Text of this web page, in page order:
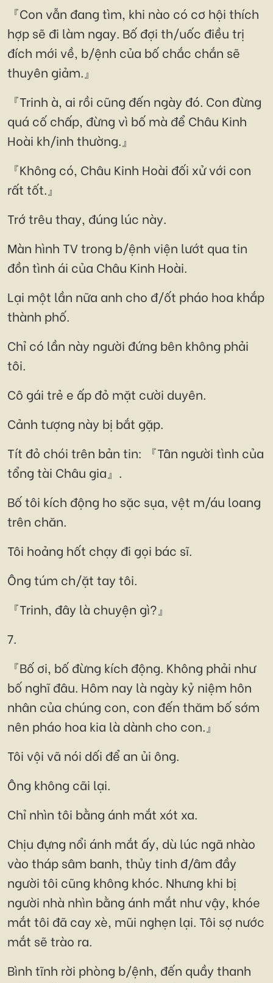
『Con vẫn đang tìm, khi nào có cơ hội thích
hợp sẽ đi làm ngay. Bố đợi th/uốc điều trị
đích mới về, b/ệnh của bố chắc chắn sẽ
thuyên giảm.』
『Trinh à, ai rồi cũng đến ngày đó. Con đừng
quá cố chấp, đừng vì bố mà để Châu Kinh
Hoài kh/inh thường.』
『Không có, Châu Kinh Hoài đối xử với con
rất tốt.』
Trớ trêu thay, đúng lúc này.
Màn hình TV trong b/ệnh viện lướt qua tin
đồn tình ái của Châu Kinh Hoài.
Lại một lần nữa anh cho đ/ốt pháo hoa khắp
thành phố.
Chỉ có lần này người đứng bên không phải
tôi.
Cô gái trẻ e ấp đỏ mặt cười duyên.
Cảnh tượng này bị bắt gặp.
Tít đỏ chói trên bản tin: 『Tân người tình của
tổng tài Châu gia』.
Bố tôi kích động ho sặc sụa, vệt m/áu loang
trên chăn.
Tôi hoảng hốt chạy đi gọi bác sĩ.
Ông túm ch/ặt tay tôi.
『Trinh, đây là chuyện gì?』
7.
『Bố ơi, bố đừng kích động. Không phải như
bố nghĩ đâu. Hôm nay là ngày kỷ niệm hôn
nhân của chúng con, con đến thăm bố sớm
nên pháo hoa kia là dành cho con.』
Tôi vội vã nói dối để an ủi ông.
Ông không cãi lại.
Chỉ nhìn tôi bằng ánh mắt xót xa.
Chịu đựng nổi ánh mắt ấy, dù lúc ngã nhào
vào tháp sâm banh, thủy tinh đ/âm đầy
người tôi cũng không khóc. Nhưng khi bị
người nhà nhìn bằng ánh mắt như vậy, khóe
mắt tôi đã cay xè, mũi nghẹn lại. Tôi sợ nước
mắt sẽ trào ra.
Bình tĩnh rời phòng b/ệnh, đến quầy thanh